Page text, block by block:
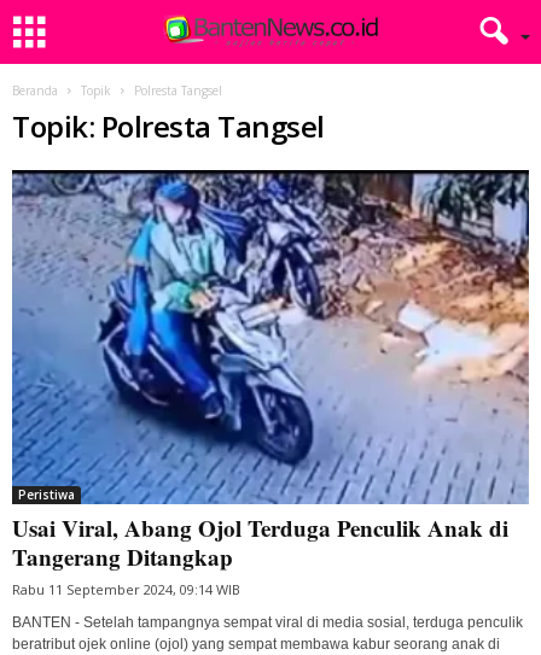
Beranda Topik Polresta Tangsel
Topik: Polresta Tangsel
Peristiwa
Usai Viral, Abang Ojol Terduga Penculik Anak di
Tangerang Ditangkap
Rabu 11 September 2024, 09:14 WIB
BANTEN - Setelah tampangnya sempat viral di media sosial, terduga penculik
beratribut ojek online (ojol) yang sempat membawa kabur seorang anak di